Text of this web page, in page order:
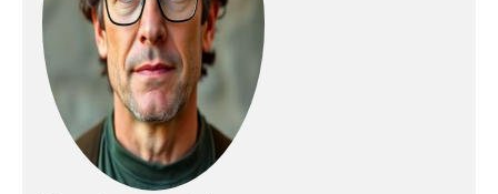
doublure : polister,
col : poches : deux
poches avant Veste
chaude en cuir pour
homme avec
fermeture éclair YKK